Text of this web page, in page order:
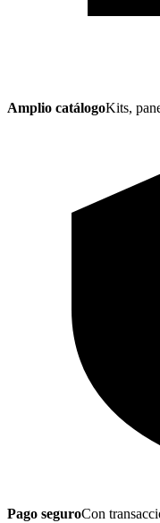
Amplio catálogoKits,
Pago seguroCon